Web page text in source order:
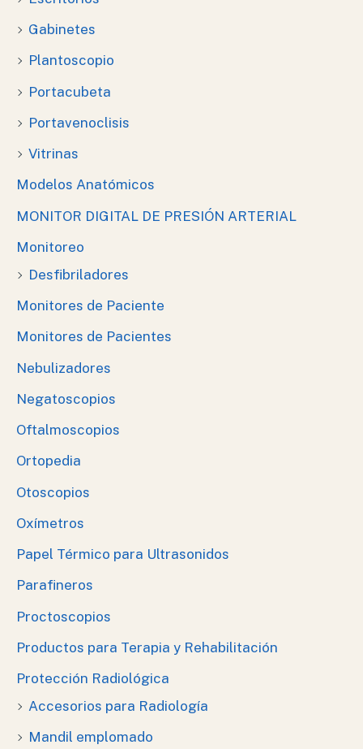
Gabinetes
Plantoscopio
Portacubeta
Portavenoclisis
Vitrinas
Modelos Anatómicos
MONITOR DIGITAL DE PRESIÓN ARTERIAL
Monitoreo
Desfibriladores
Monitores de Paciente
Monitores de Pacientes
Nebulizadores
Negatoscopios
Oftalmoscopios
Ortopedia
Otoscopios
Oxímetros
Papel Térmico para Ultrasonidos
Parafineros
Proctoscopios
Productos para Terapia y Rehabilitación
Protección Radiológica
Accesorios para Radiología
Mandil emplomado